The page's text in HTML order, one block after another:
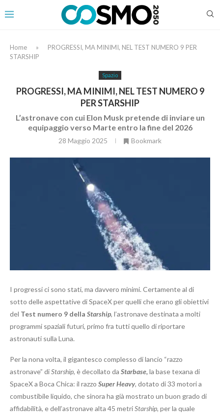
Home »
PROGRESSI, MA MINIMI, NEL TEST NUMERO 9 PER
STARSHIP
Spazio
PROGRESSI, MA MINIMI, NEL TEST NUMERO 9
PER STARSHIP
L’astronave con cui Elon Musk pretende di inviare un
equipaggio verso Marte entro la fine del 2026
28 Maggio 2025 Bookmark
I progressi ci sono stati, ma davvero minimi. Certamente al di
sotto delle aspettative di SpaceX per quelli che erano gli obiettivi
del Test numero 9 della Starship, l’astronave destinata a molti
programmi spaziali futuri, primo fra tutti quello di riportare
astronauti sulla Luna.
Per la nona volta, il gigantesco complesso di lancio “razzo
astronave” diStarship, è decollato da Starbase, la base texana di
SpaceX a Boca Chica: il razzo Super Heavy, dotato di 33 motori a
combustibile liquido, che sinora ha già mostrato un buon grado di
affidabilità, e dell’astronave alta 45 metriStarship, per la quale